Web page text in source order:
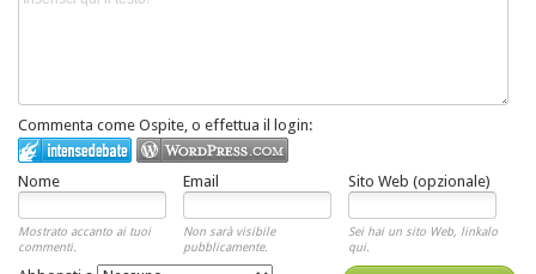
Commenta come Ospite, o effettua il login:
Nome Email Sito Web (opzionale)
Mostrato accanto ai tuoi
commenti.
Non sarà visibile
pubblicamente.
Sei hai un sito Web, linkalo
qui.